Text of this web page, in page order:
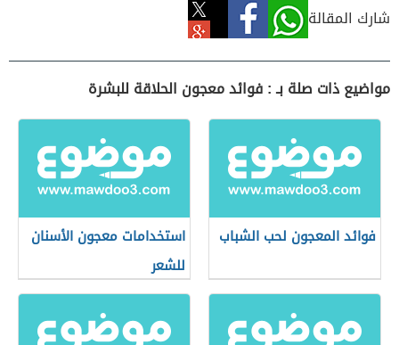
شارك المقالة
مواضيع ذات صلة بـ : فوائد معجون الحلاقة للبشرة
فوائد المعجون لحب الشباب
استخدامات معجون الأسنان
للشعر